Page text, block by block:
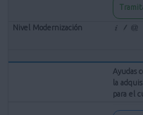
Ayudas
la
para el